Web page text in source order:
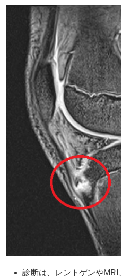
診断は、レントゲンや